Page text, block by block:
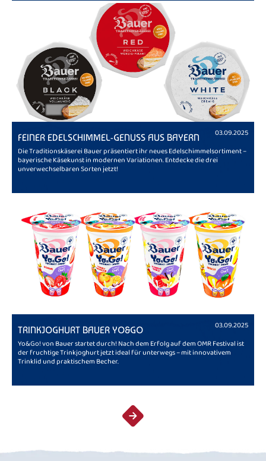
FEINER EDELSCHIMMEL-GENUSS AUS BAYERN
03.09.2025
Die Traditionskäserei Bauer präsentiert ihr neues Edelschimmelsortiment –
bayerische Käsekunst in modernen Variationen. Entdecke die drei
unverwechselbaren Sorten jetzt!
TRINKJOGHURT BAUER YO&GO
03.09.2025
Yo&Go! von Bauer startet durch! Nach dem Erfolg auf dem OMR Festival ist
der fruchtige Trinkjoghurt jetzt ideal für unterwegs – mit innovativem
Trinklid und praktischem Becher.